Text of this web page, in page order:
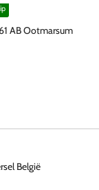
AB Ootmarsum
België